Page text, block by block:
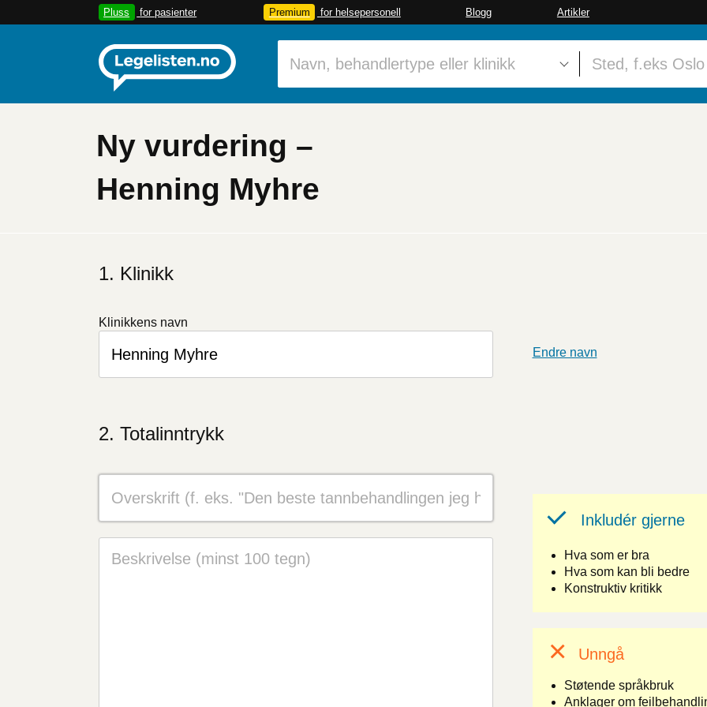
Pluss for pasienter Premium for helsepersonell Blogg Artikler
Ny vurdering –
Henning Myhre
Klinikk
Klinikkens navn
Endre navn
Totalinntrykk
Inkludér gjerne
Hva som er bra
Hva som kan bli bedre
Konstruktiv kritikk
Unngå
Støtende språkbruk
Anklager om